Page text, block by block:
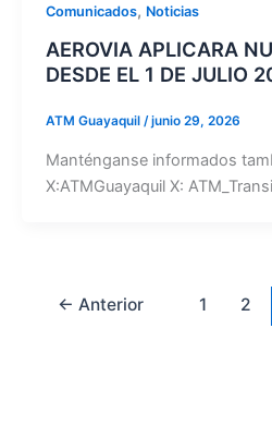
Comunicados, Noticias
AEROVIA APLICARA
DESDE EL 1 DE JULIO
ATM Guayaquil /junio 29, 2026
Manténganse informados
X:ATMGuayaquil X:
← Anterior 1 2